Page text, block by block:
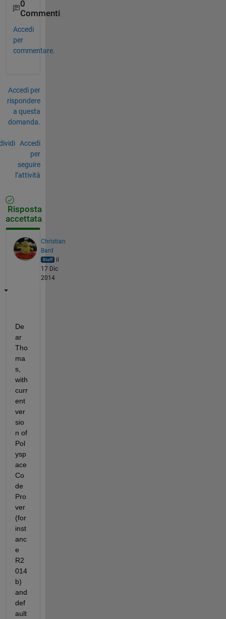
0
Commenti
Accedi
per
commentare.
Accedi per
rispondere
a questa
domanda.
Accedi
per
seguire
l’attività
Risposta
accettata
Christian
Bard
il
17 Dic
2014
De
ar
Tho
ma
s,
with
curr
ent
ver
sio
n of
Pol
ysp
ace
Co
de
Pro
ver
(for
inst
anc
e
R2
014
b)
and
def
ault